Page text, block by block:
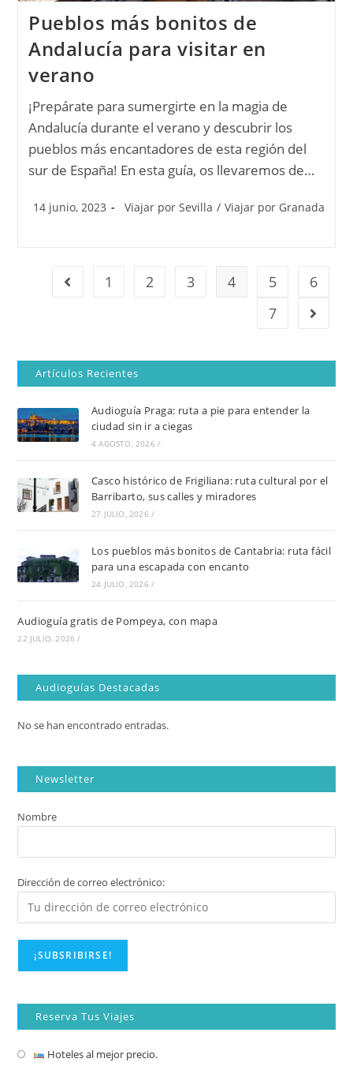
Pueblos más bonitos de
Andalucía para visitar en
verano
¡Prepárate para sumergirte en la magia de
Andalucía durante el verano y descubrir los
pueblos más encantadores de esta región del
sur de España! En esta guía, os llevaremos de…
14 junio, 2023 Viajar por Sevilla / Viajar por Granada
1 2 3 4 5
6
7
Artículos Recientes
Audioguía Praga: ruta a pie para entender la
ciudad sin ir a ciegas
4 AGOSTO, 2026 /
Casco histórico de Frigiliana: ruta cultural por el
Barribarto, sus calles y miradores
27 JULIO, 2026 /
Los pueblos más bonitos de Cantabria: ruta fácil
para una escapada con encanto
24 JULIO, 2026 /
Audioguía gratis de Pompeya, con mapa
22 JULIO, 2026 /
Audioguías Destacadas
No se han encontrado entradas.
Newsletter
Nombre
Dirección de correo electrónico:
Reserva Tus Viajes
Hoteles al mejor precio.